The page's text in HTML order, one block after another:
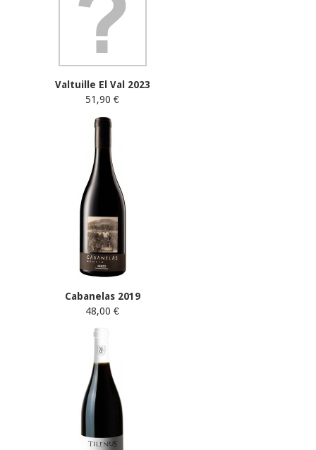
Valtuille El Val 2023
51,90 €
Cabanelas 2019
48,00 €